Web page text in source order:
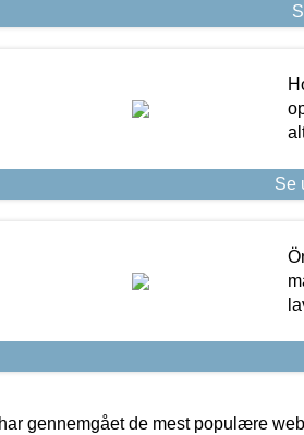
Se
gennemgået de mest populære